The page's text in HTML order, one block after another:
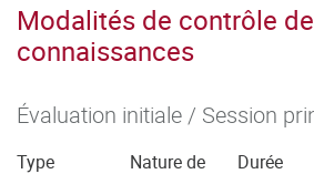
Modalités de contrôle
connaissances
Évaluation initiale / Session
Type
Nature de
Durée